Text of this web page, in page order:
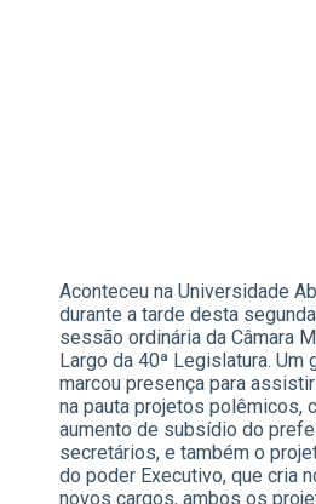
Aconteceu na Universidade
durante a tarde desta
sessão ordinária da Câmara
Largo da 40ª Legislatura. Um
marcou presença para
na pauta projetos polêmicos,
aumento de subsídio do
secretários, e também o
do poder Executivo, que cria
novos cargos, ambos os